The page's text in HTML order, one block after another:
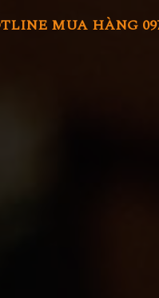
MUA HÀNG